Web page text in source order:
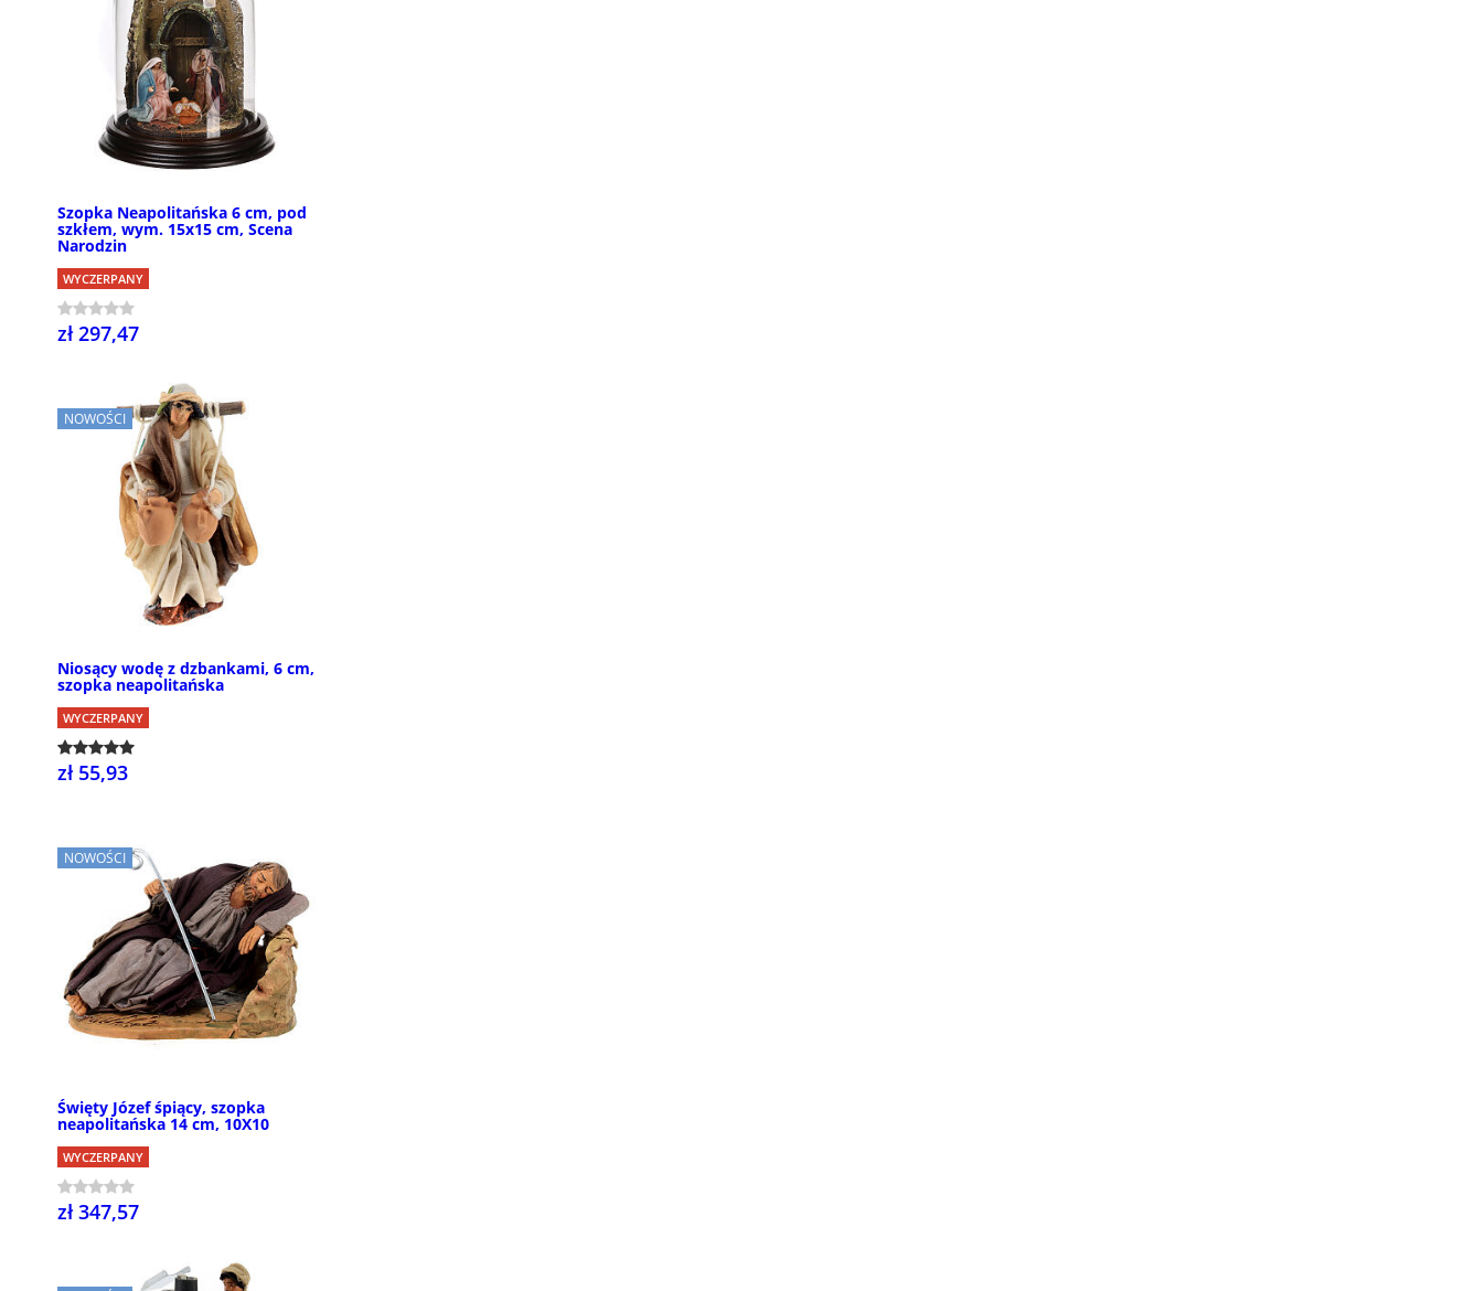
Szopka Neapolitańska 6 cm, pod
szkłem, wym. 15x15 cm, Scena
Narodzin
WYCZERPANY
zł 297,47
NOWOŚCI
Niosący wodę z dzbankami, 6 cm,
szopka neapolitańska
WYCZERPANY
zł 55,93
NOWOŚCI
Święty Józef śpiący, szopka
neapolitańska 14 cm, 10X10
WYCZERPANY
zł 347,57